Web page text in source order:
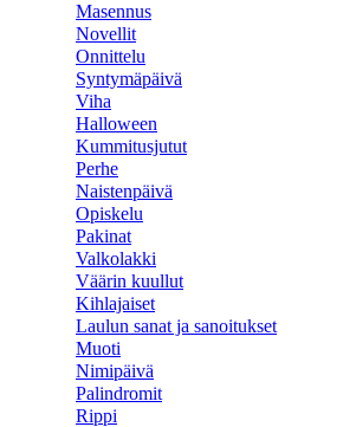
Masennus
Novellit
Onnittelu
Syntymäpäivä
Viha
Halloween
Kummitusjutut
Perhe
Naistenpäivä
Opiskelu
Pakinat
Valkolakki
Väärin kuullut
Kihlajaiset
Laulun sanat ja sanoitukset
Muoti
Nimipäivä
Palindromit
Rippi